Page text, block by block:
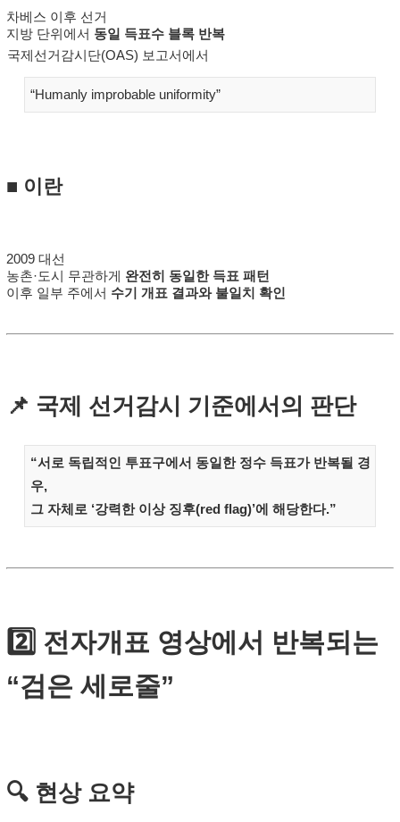
차베스 이후 선거
지방 단위에서 동일 득표수 블록 반복
국제선거감시단(OAS) 보고서에서
“Humanly improbable uniformity”
■ 이란
2009 대선
농촌·도시 무관하게 완전히 동일한 득표 패턴
이후 일부 주에서 수기 개표 결과와 불일치 확인
📌 국제 선거감시 기준에서의 판단
“서로 독립적인 투표구에서 동일한 정수 득표가 반복될 경
우,
그 자체로 ‘강력한 이상 징후(red flag)’에 해당한다.”
2️⃣ 전자개표 영상에서 반복되는
“검은 세로줄”
🔍 현상 요약